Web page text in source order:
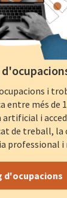
i
entre més de
artificial i
de treball,
professional i
d'ocupacions